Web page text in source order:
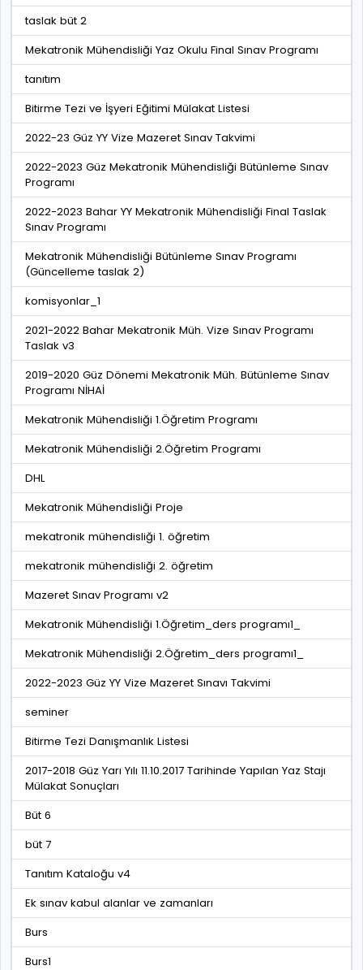
taslak büt 2
Mekatronik Mühendisliği Yaz Okulu Final Sınav Programı
tanıtım
Bitirme Tezi ve İşyeri Eğitimi Mülakat Listesi
2022-23 Güz YY Vize Mazeret Sınav Takvimi
2022-2023 Güz Mekatronik Mühendisliği Bütünleme Sınav
Programı
2022-2023 Bahar YY Mekatronik Mühendisliği Final Taslak
Sınav Programı
Mekatronik Mühendisliği Bütünleme Sınav Programı
(Güncelleme taslak 2)
komisyonlar_1
2021-2022 Bahar Mekatronik Müh. Vize Sınav Programı
Taslak v3
2019-2020 Güz Dönemi Mekatronik Müh. Bütünleme Sınav
Programı NİHAİ
Mekatronik Mühendisliği 1.Öğretim Programı
Mekatronik Mühendisliği 2.Öğretim Programı
DHL
Mekatronik Mühendisliği Proje
mekatronik mühendisliği 1. öğretim
mekatronik mühendisliği 2. öğretim
Mazeret Sınav Programı v2
Mekatronik Mühendisliği 1.Öğretim_ders programı1_
Mekatronik Mühendisliği 2.Öğretim_ders programı1_
2022-2023 Güz YY Vize Mazeret Sınavı Takvimi
seminer
Bitirme Tezi Danışmanlık Listesi
2017-2018 Güz Yarı Yılı 11.10.2017 Tarihinde Yapılan Yaz Stajı
Mülakat Sonuçları
Büt 6
büt 7
Tanıtım Kataloğu v4
Ek sınav kabul alanlar ve zamanları
Burs
Burs1